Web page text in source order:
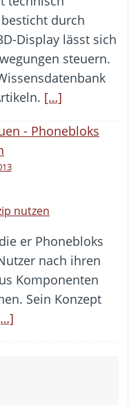
durch
Display lässt sich
steuern.
[…]
nutzen
er Phonebloks
nach ihren
Komponenten
Sein Konzept